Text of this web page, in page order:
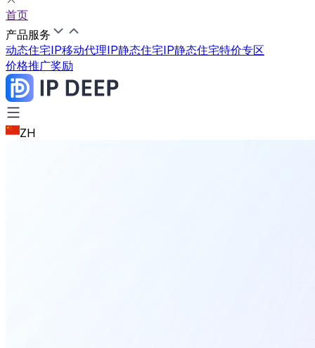
首页
产品服务
动态住宅IP移动代理IP静态住宅IP静态住宅特价专区
价格推广奖励
ZH